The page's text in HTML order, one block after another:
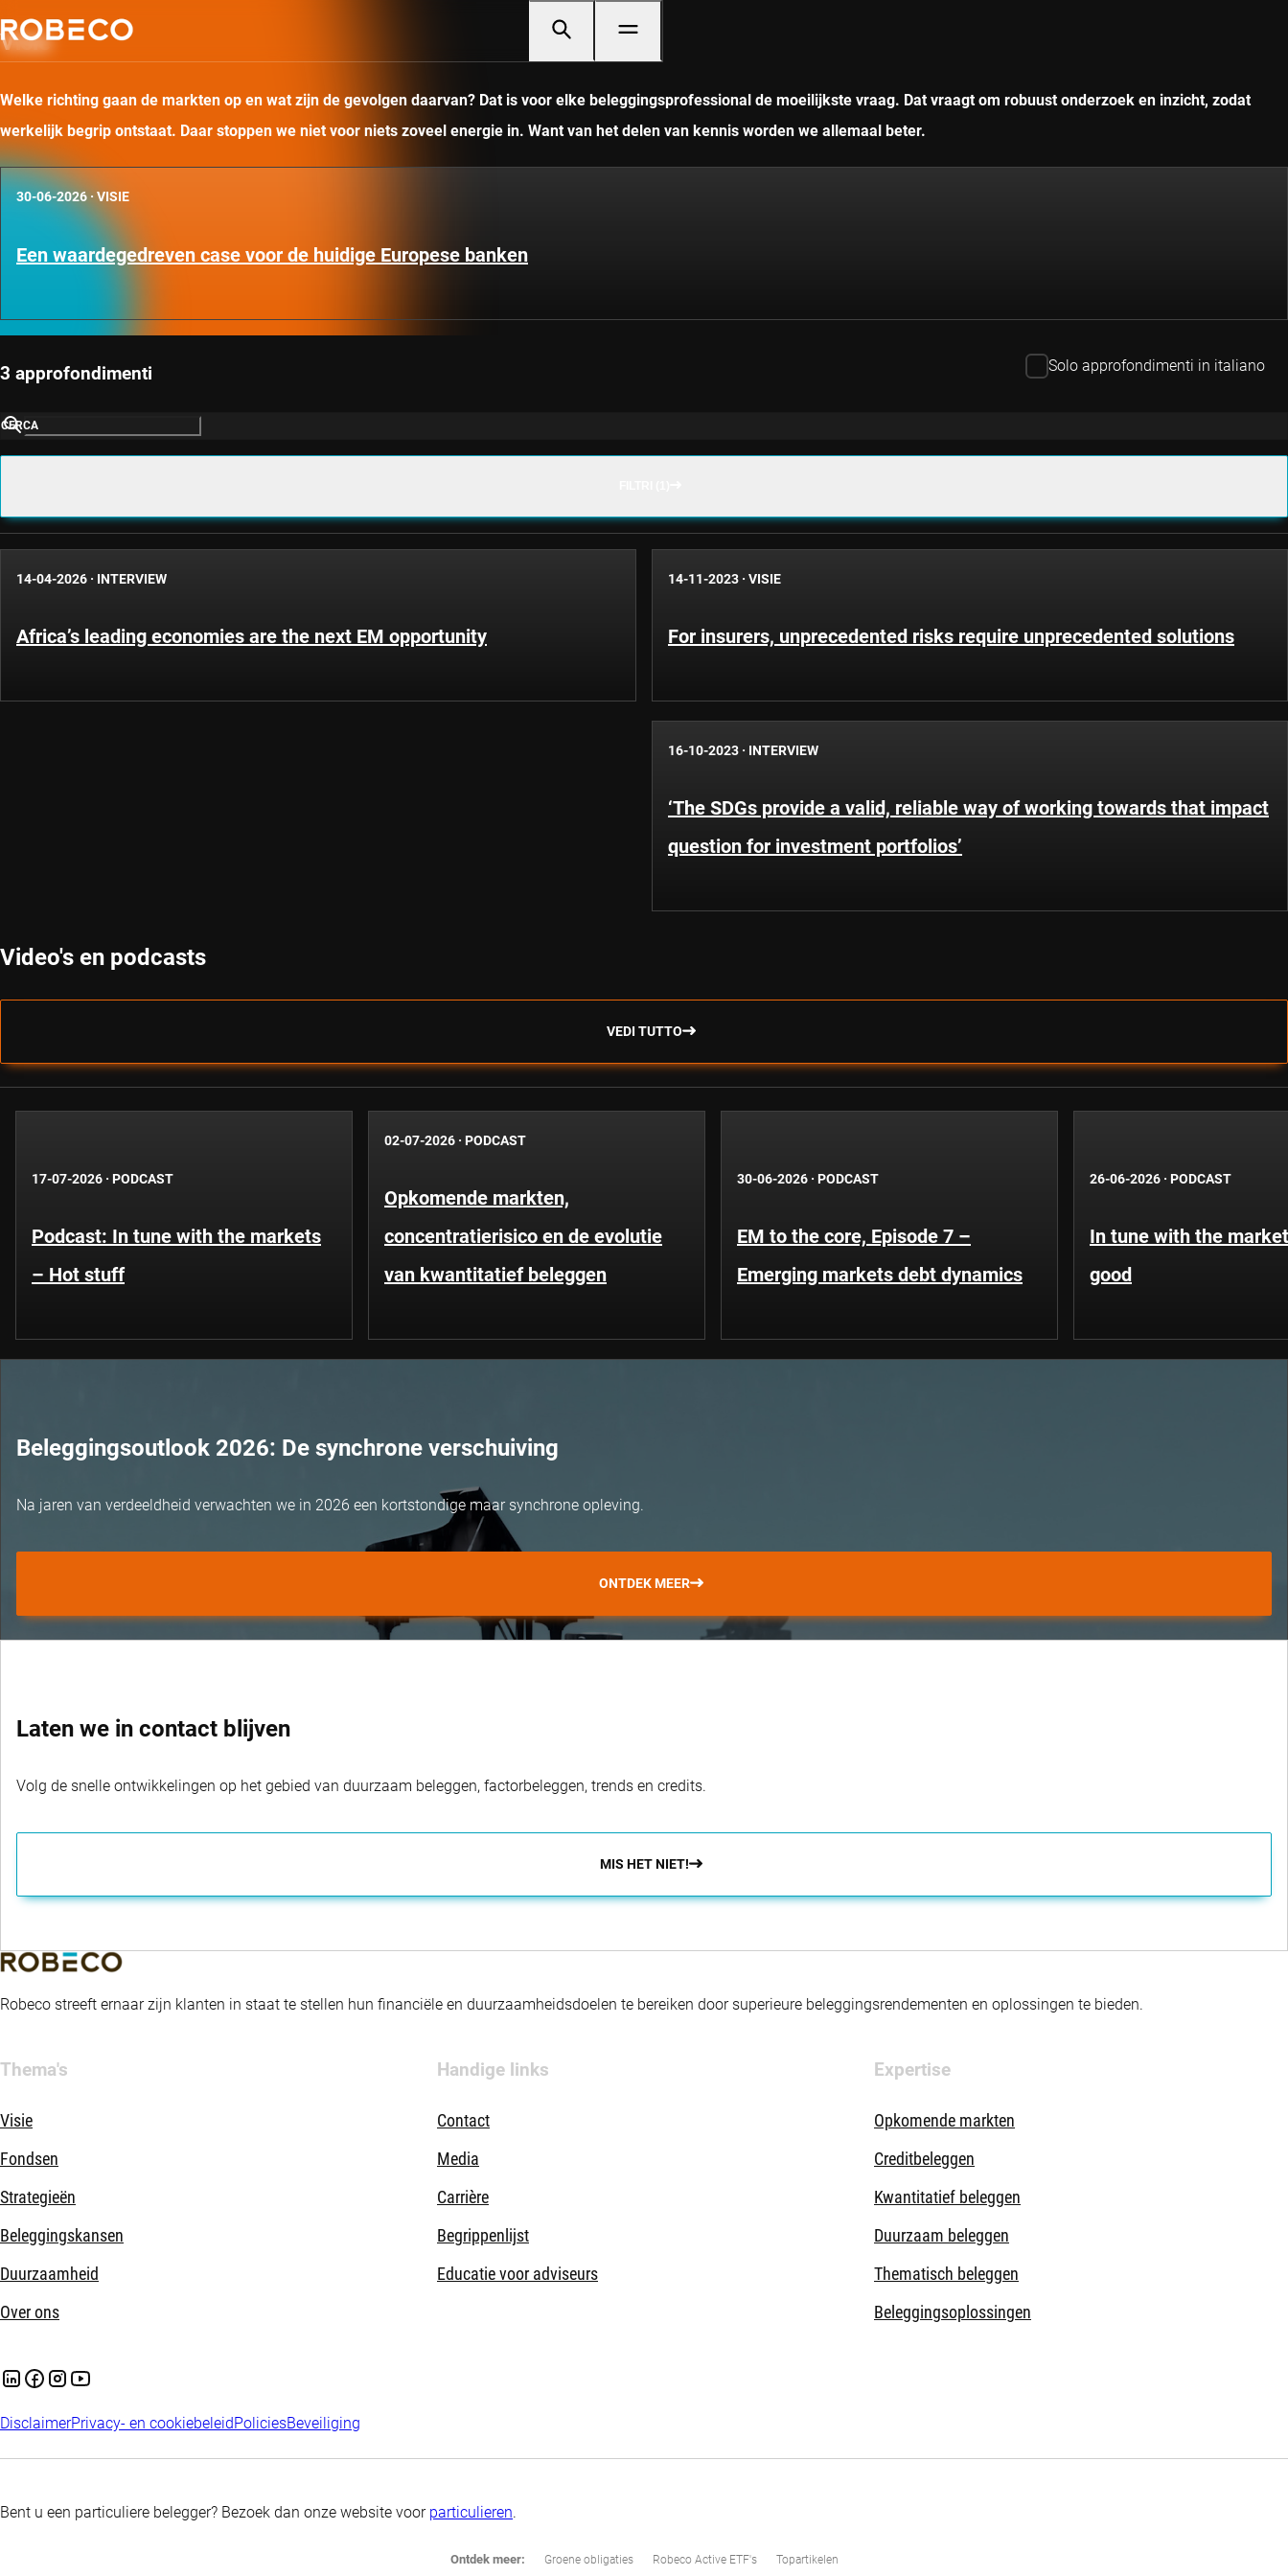
Visie
Welke richting gaan de markten op en wat zijn de gevolgen daarvan? Dat is voor elke beleggingsprofessional de moeilijkste vraag. Dat vraagt om robuust onderzoek en inzicht, zodat
werkelijk begrip ontstaat. Daar stoppen we niet voor niets zoveel energie in. Want van het delen van kennis worden we allemaal beter.
30-06-2026·VISIE
Een waardegedreven case voor de huidige Europese banken
3 approfondimenti Solo approfondimenti in italiano
CERCA
14-04-2026 · INTERVIEW
Africa’s leading economies are the next EM opportunity
14-11-2023 · VISIE
For insurers, unprecedented risks require unprecedented solutions
16-10-2023 · INTERVIEW
‘The SDGs provide a valid, reliable way of working towards that impact
question for investment portfolios’
Video's en podcasts
VEDI TUTTO
17-07-2026 · PODCAST
Podcast: In tune with the markets
– Hot stuff
02-07-2026 · PODCAST
Opkomende markten,
concentratierisico en de evolutie
van kwantitatief beleggen
30-06-2026 · PODCAST
EM to the core, Episode 7 –
Emerging markets debt dynamics
26-06-2026 · PODCAST
In tune with the
good
Beleggingsoutlook 2026: De synchrone verschuiving
Na jaren van verdeeldheid verwachten we in 2026 een kortstondige maar synchrone opleving.
ONTDEK MEER
Laten we in contact blijven
Volg de snelle ontwikkelingen op het gebied van duurzaam beleggen, factorbeleggen, trends en credits.
MIS HET NIET!
Robeco streeft ernaar zijn klanten in staat te stellen hun financiële en duurzaamheidsdoelen te bereiken door superieure beleggingsrendementen en oplossingen te bieden.
Thema's
Visie
Fondsen
Strategieën
Beleggingskansen
Duurzaamheid
Over ons
Handige links
Contact
Media
Carrière
Begrippenlijst
Educatie voor adviseurs
Expertise
Opkomende markten
Creditbeleggen
Kwantitatief beleggen
Duurzaam beleggen
Thematisch beleggen
Beleggingsoplossingen
DisclaimerPrivacy- en cookiebeleidPoliciesBeveiliging
Bent u een particuliere belegger? Bezoek dan onze website voor particulieren.
Ontdek meer: Groene obligaties Robeco Active ETF's Topartikelen